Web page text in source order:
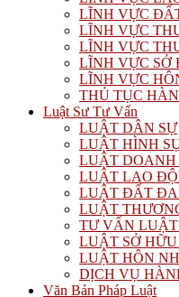
LĨNH VỰC
LĨNH VỰC
LĨNH VỰC
LĨNH VỰC SỞ
LĨNH VỰC
THỦ TỤC
Luật Sư Tư Vấn
LUẬT DÂN SỰ
LUẬT HÌNH
LUẬT DOANH
LUẬT LAO
LUẬT ĐẤT
LUẬT
TƯ VẤN
LUẬT SỞ
LUẬT HÔN
DỊCH VỤ
Văn Bản Pháp Luật